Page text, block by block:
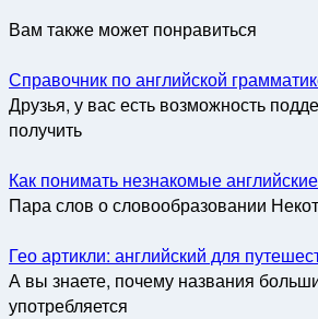
Вам также может понравиться
Справочник по английской
Друзья, у вас есть возможность
получить
Как понимать незнакомые
Пара слов о словообразовании
Гео артикли: английский для
А вы знаете, почему названия
употребляется